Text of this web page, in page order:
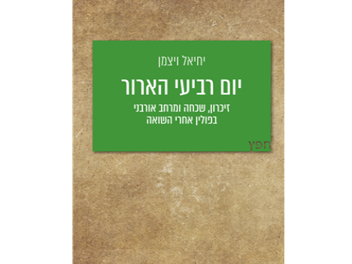
יחיאל ויצמן
יפעת וייס
הנחת אתר ספר מודפס
$28
$25